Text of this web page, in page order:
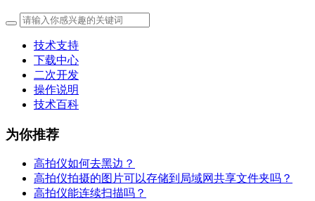
技术支持
下载中心
二次开发
操作说明
技术百科
为你推荐
高拍仪如何去黑边？
高拍仪拍摄的图片可以存储到局域网共享文件夹吗？
高拍仪能连续扫描吗？